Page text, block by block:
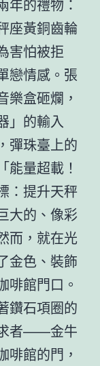
年的禮物：
座黃銅齒輪
害怕被拒
戀情感。張
樂盒砸爛，
」的輸入
彈珠臺上的
能量超載！
：提升天秤
大的、像彩
而，就在光
金色、裝飾
啡館門口。
鑽石項圈的
者——金牛
啡館的門，